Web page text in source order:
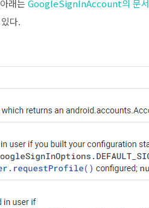
래는 GoogleSignInAccount의 문서
다.